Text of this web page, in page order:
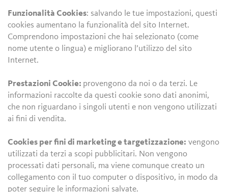
Funzionalità Cookies: salvando le tue impostazioni, questi
cookies aumentano la funzionalità del sito Internet.
Comprendono impostazioni che hai selezionato (come
nome utente o lingua) e migliorano l’utilizzo del sito
Internet.
Prestazioni Cookie: provengono da noi o da terzi. Le
informazioni raccolte da questi cookie sono dati anonimi,
che non riguardano i singoli utenti e non vengono utilizzati
ai fini di vendita.
Cookies per fini di marketing e targetizzazione: vengono
utilizzati da terzi a scopi pubblicitari. Non vengono
processati dati personali, ma viene comunque creato un
collegamento con il tuo computer o dispositivo, in modo da
poter seguire le informazioni salvate.